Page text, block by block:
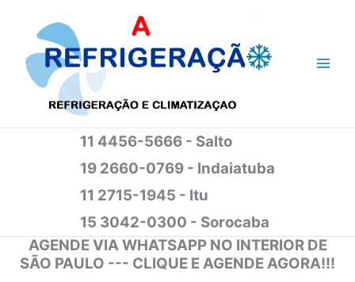
conteúdo
11 4456-5666 - Salto
19 2660-0769 - Indaiatuba
11 2715-1945 - Itu
15 3042-0300 - Sorocaba
AGENDE VIA WHATSAPP NO INTERIOR DE
SÃO PAULO --- CLIQUE E AGENDE AGORA!!!